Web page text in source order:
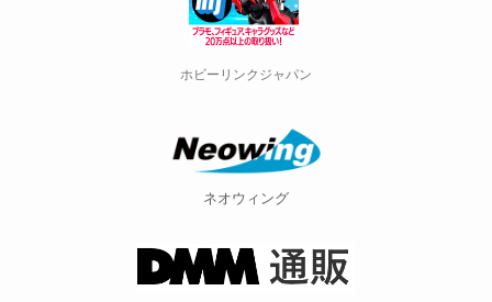
ホビーリンクジャパン
ネオウィング